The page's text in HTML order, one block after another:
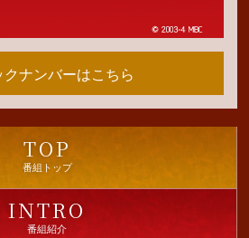
クナンバーはこちら
TOP
番組トップ
INTRO
番組紹介